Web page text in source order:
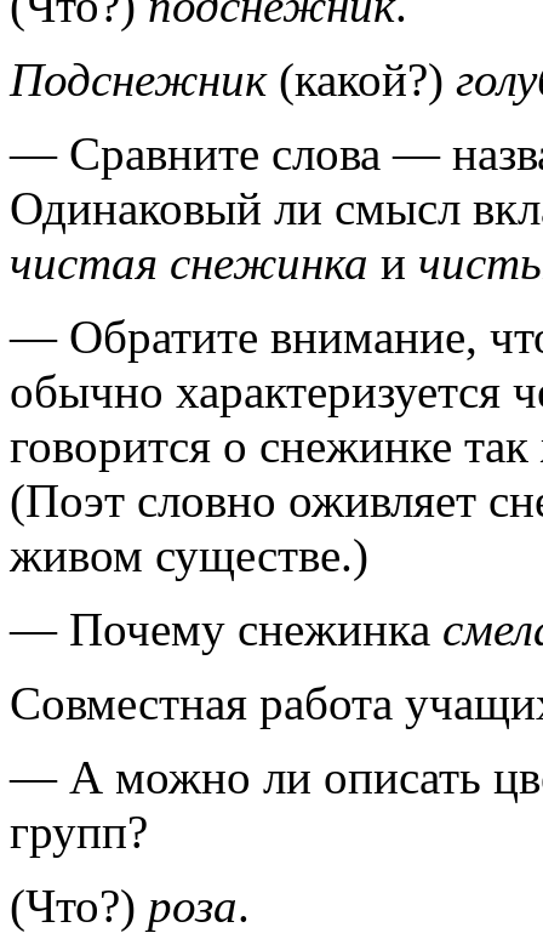
Подснежник(какой?)
— Сравните слова —
Одинаковый ли смысл
чистая снежинка и
— Обратите внимание,
обычно характеризуется
говорится о снежинке
(Поэт словно оживляет
живом существе.)
— Почему снежинка
Совместная работа
— А можно ли описать
групп?
(Что?) роза.